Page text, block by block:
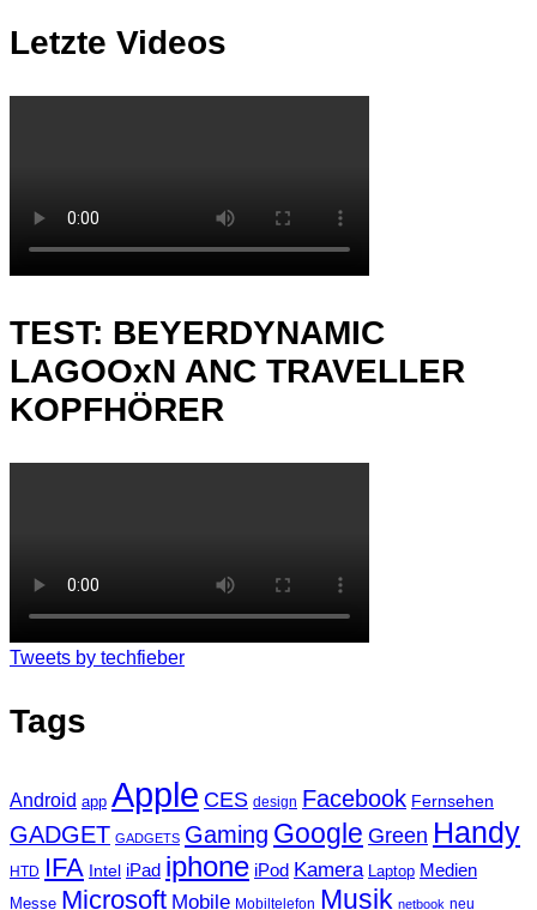
Letzte Videos
TEST: BEYERDYNAMIC
LAGOOxN ANC TRAVELLER
KOPFHÖRER
Tweets by techfieber
Tags
Android app Apple CES design Facebook Fernsehen
GADGET GADGETS Gaming Google Green Handy
HTD IFA Intel iPad iphone iPod Kamera Laptop Medien
Messe Microsoft Mobile Mobiltelefon Musik netbook neu